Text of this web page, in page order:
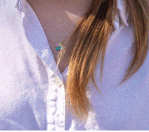
Piscina di Figline
Pnrr, il gruppo di
ringraziamento al
Cronaca 3 Agosto 2026
Scomparso da
Fiorentino l’uomo
Levane nel 2020